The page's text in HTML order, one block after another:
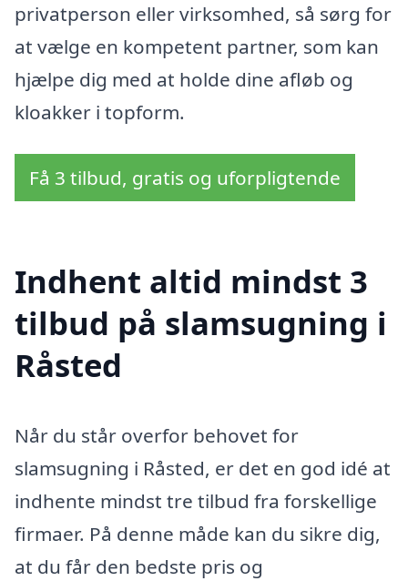
privatperson eller virksomhed, så sørg for
at vælge en kompetent partner, som kan
hjælpe dig med at holde dine afløb og
kloakker i topform.
Få 3 tilbud, gratis og uforpligtende
Indhent altid mindst 3
tilbud på slamsugning i
Råsted
Når du står overfor behovet for
slamsugning i Råsted, er det en god idé at
indhente mindst tre tilbud fra forskellige
firmaer. På denne måde kan du sikre dig,
at du får den bedste pris og